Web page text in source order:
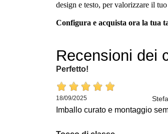
design e testo, per valorizzare il
Configura e acquista ora la tua
Recensioni dei
Perfetto!
18/09/2025
Imballo curato e montaggio